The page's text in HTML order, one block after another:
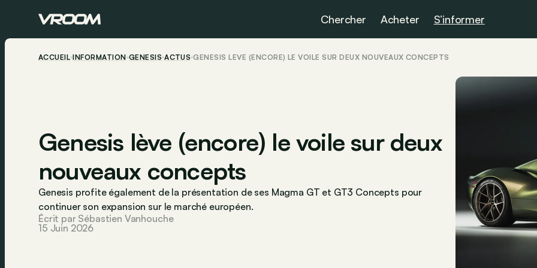
Chercher Acheter S’informer
ACCUEIL INFORMATION GENESIS ACTUS GENESIS LÈVE (ENCORE) LE VOILE SUR DEUX NOUVEAUX CONCEPTS
Genesis lève (encore) le voile sur deux
nouveaux concepts
Genesis profite également de la présentation de ses Magma GT et GT3 Concepts pour
continuer son expansion sur le marché européen.
Écrit par Sébastien Vanhouche
15 Juin 2026